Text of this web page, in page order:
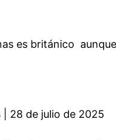
es británico
28 de julio de 2025